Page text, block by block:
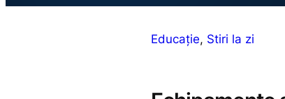
Educație, Stiri la zi